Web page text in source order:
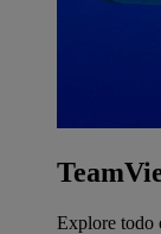
Explore todo